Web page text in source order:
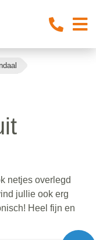
netjes overlegd
jullie ook erg
Heel fijn en